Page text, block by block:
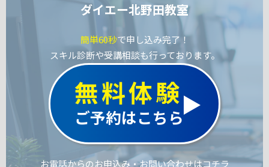
ダイエー北野田教室
簡単60秒で申し込み完了！
スキル診断や受講相談も行っております。
無料体験
ご予約はこちら
お電話からのお申込み・お問い合わせはコチラ